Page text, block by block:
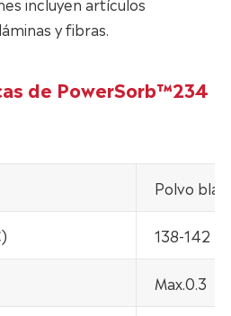
y fibras.
de PowerSorb™234
Polvo
138-142
Max.0.3